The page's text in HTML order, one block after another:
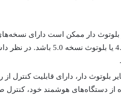
بلوتوث دار ممکن است دارای
برای مثال، ممکن است دارای بلوتوث
بلوتوث دار، دارای قابلیت کنترل از
از دستگاه‌های هوشمند خود، کنترل